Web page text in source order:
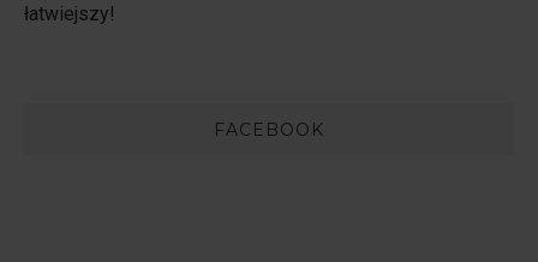
łatwiejszy!
FACEBOOK